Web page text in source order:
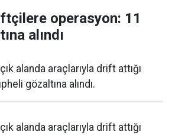
operasyon: 11
alındı
alanda araçlarıyla drift attığı
gözaltına alındı.
alanda araçlarıyla drift attığı